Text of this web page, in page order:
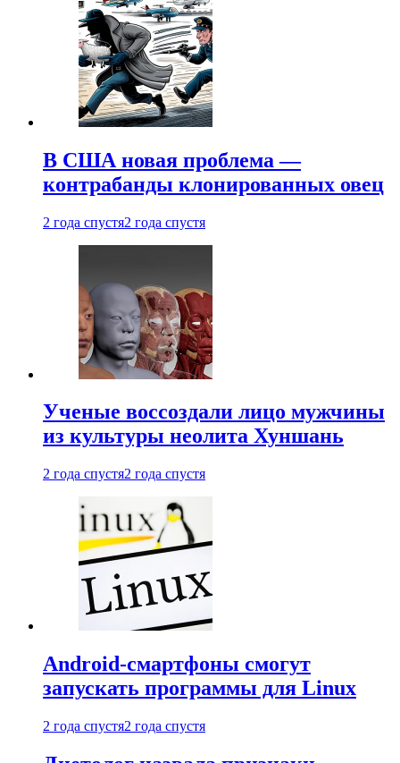
В США новая проблема —
контрабанды клонированных овец
2 года спустя2 года спустя
Ученые воссоздали лицо мужчины
из культуры неолита Хуншань
2 года спустя2 года спустя
Android-смартфоны смогут
запускать программы для Linux
2 года спустя2 года спустя